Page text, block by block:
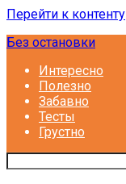
Перейти к контенту
Без остановки
Интересно
Полезно
Забавно
Тесты
Грустно